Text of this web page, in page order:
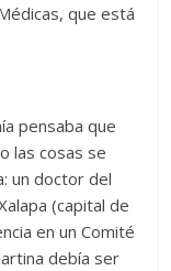
que está
pensaba que
las cosas se
un doctor del
(capital de
en un Comité
debía ser